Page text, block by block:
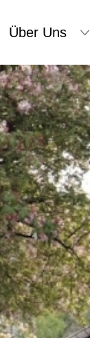
Über Uns